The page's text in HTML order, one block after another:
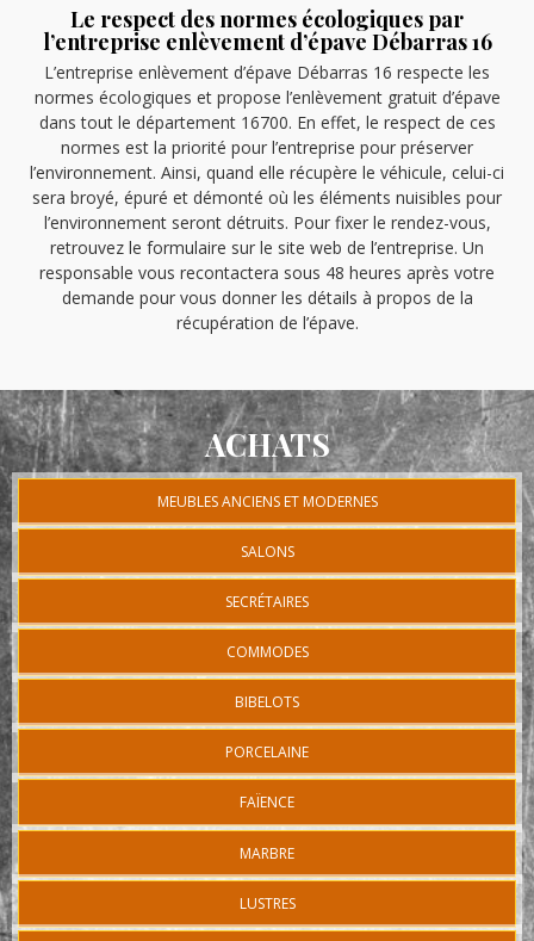
Le respect des normes écologiques par
l’entreprise enlèvement d’épave Débarras 16
L’entreprise enlèvement d’épave Débarras 16 respecte les
normes écologiques et propose l’enlèvement gratuit d’épave
dans tout le département 16700. En effet, le respect de ces
normes est la priorité pour l’entreprise pour préserver
l’environnement. Ainsi, quand elle récupère le véhicule, celui-ci
sera broyé, épuré et démonté où les éléments nuisibles pour
l’environnement seront détruits. Pour fixer le rendez-vous,
retrouvez le formulaire sur le site web de l’entreprise. Un
responsable vous recontactera sous 48 heures après votre
demande pour vous donner les détails à propos de la
récupération de l’épave.
ACHATS
MEUBLES ANCIENS ET MODERNES
SALONS
SECRÉTAIRES
COMMODES
BIBELOTS
PORCELAINE
FAÏENCE
MARBRE
LUSTRES